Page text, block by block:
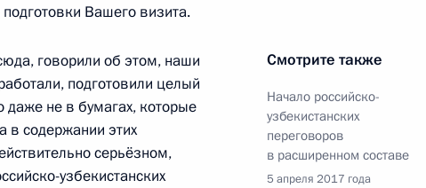
музея изобразительных искусств
Вашего визита.
Смотрите также
Начало российско-
узбекистанских
переговоров
в расширенном составе
5 апреля 2017 года
говорили об этом, наши
подготовили целый
даже не в бумагах, которые
в содержании этих
серьёзном,
узбекистанских